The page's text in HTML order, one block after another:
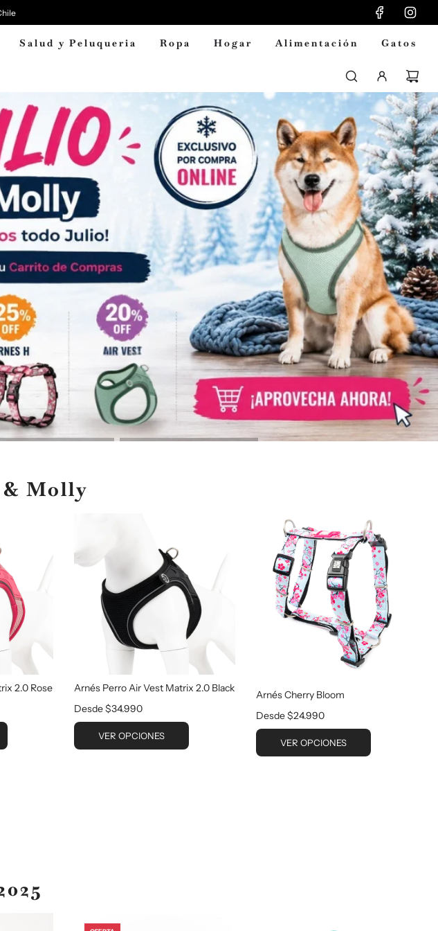
Salud y Peluqueria Ropa Hogar Alimentación Gatos
& Molly
2.0 Rose
Arnés Perro Air Vest Matrix 2.0 Black
Desde$34.990
VER OPCIONES
Arnés Cherry Bloom
Desde$24.990
VER OPCIONES